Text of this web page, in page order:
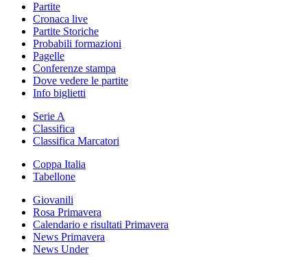
Partite
Cronaca live
Partite Storiche
Probabili formazioni
Pagelle
Conferenze stampa
Dove vedere le partite
Info biglietti
Serie A
Classifica
Classifica Marcatori
Coppa Italia
Tabellone
Giovanili
Rosa Primavera
Calendario e risultati Primavera
News Primavera
News Under